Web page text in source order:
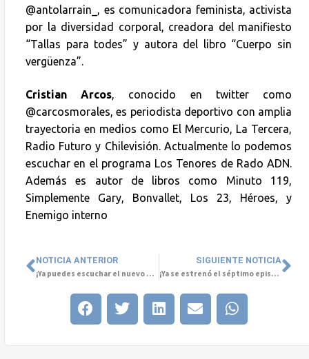
@antolarrain_, es comunicadora feminista, activista
por la diversidad corporal, creadora del manifiesto
“Tallas para todes” y autora del libro “Cuerpo sin
vergüenza”.
Cristian Arcos, conocido en twitter como
@carcosmorales, es periodista deportivo con amplia
trayectoria en medios como El Mercurio, La Tercera,
Radio Futuro y Chilevisión. Actualmente lo podemos
escuchar en el programa Los Tenores de Rado ADN.
Además es autor de libros como Minuto 119,
Simplemente Gary, Bonvallet, Los 23, Héroes, y
Enemigo interno
NOTICIA ANTERIOR
¡Ya puedes escuchar el nuevo episodio del podcast #ConversemosdeSaludMental, junto al periodista Cristián Arcos!
SIGUIENTE NOTICIA
¡Ya se estrenó el séptimo episodio del podcast “Conversemos de Salud Mental”!